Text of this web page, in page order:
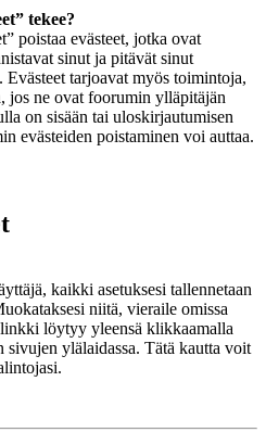
tekee?
poistaa evästeet, jotka ovat
sinut ja pitävät sinut
tarjoavat myös toimintoja,
jos ne ovat foorumin ylläpitäjän
on sisään tai uloskirjautumisen
evästeiden poistaminen voi auttaa.
kaikki asetuksesi tallennetaan
niitä, vieraile omissa
löytyy yleensä klikkaamalla
sivujen ylälaidassa. Tätä kautta voit